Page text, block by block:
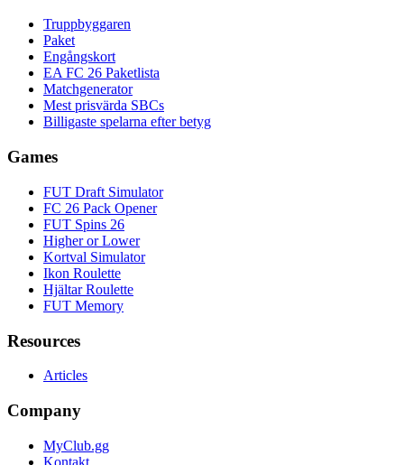
Truppbyggaren
Paket
Engångskort
EA FC 26 Paketlista
Matchgenerator
Mest prisvärda SBCs
Billigaste spelarna efter betyg
Games
FUT Draft Simulator
FC 26 Pack Opener
FUT Spins 26
Higher or Lower
Kortval Simulator
Ikon Roulette
Hjältar Roulette
FUT Memory
Resources
Articles
Company
MyClub.gg
Kontakt